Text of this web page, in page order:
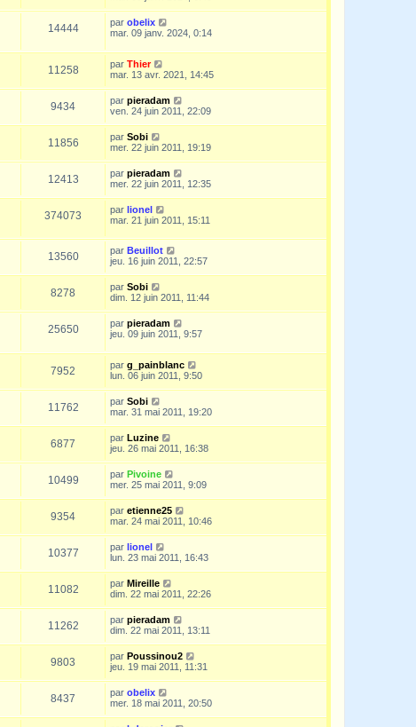
14444 par obelix
mar. 09 janv. 2024, 0:14
11258 par Thier
mar. 13 avr. 2021, 14:45
9434 par pieradam
ven. 24 juin 2011, 22:09
11856 par Sobi
mer. 22 juin 2011, 19:19
12413 par pieradam
mer. 22 juin 2011, 12:35
374073 par lionel
mar. 21 juin 2011, 15:11
13560 par Beuillot
jeu. 16 juin 2011, 22:57
8278 par Sobi
dim. 12 juin 2011, 11:44
25650 par pieradam
jeu. 09 juin 2011, 9:57
7952 par g_painblanc
lun. 06 juin 2011, 9:50
11762 par Sobi
mar. 31 mai 2011, 19:20
6877 par Luzine
jeu. 26 mai 2011, 16:38
10499 par Pivoine
mer. 25 mai 2011, 9:09
9354 par etienne25
mar. 24 mai 2011, 10:46
10377 par lionel
lun. 23 mai 2011, 16:43
11082 par Mireille
dim. 22 mai 2011, 22:26
11262 par pieradam
dim. 22 mai 2011, 13:11
9803 par Poussinou2
jeu. 19 mai 2011, 11:31
8437 par obelix
mer. 18 mai 2011, 20:50